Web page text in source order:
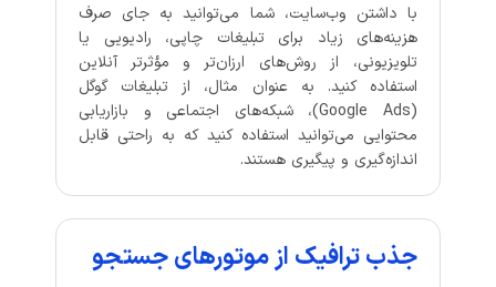
با داشتن وب‌سایت، شما می‌توانید به جای صرف
هزینه‌های زیاد برای تبلیغات چاپی، رادیویی یا
تلویزیونی، از روش‌های ارزان‌تر و مؤثرتر آنلاین
استفاده کنید. به عنوان مثال، از تبلیغات گوگل
(Google Ads)، شبکه‌های اجتماعی و بازاریابی
محتوایی می‌توانید استفاده کنید که به راحتی قابل
اندازه‌گیری و پیگیری هستند.
جذب ترافیک از موتورهای جستجو